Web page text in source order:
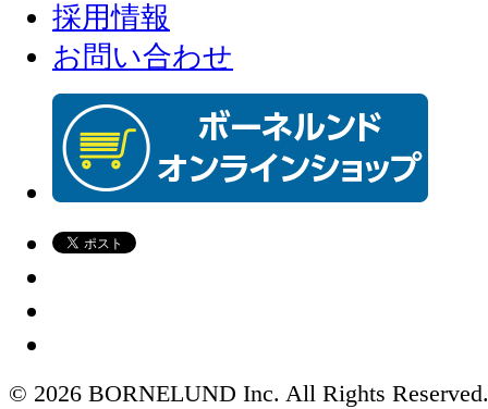
採用情報
お問い合わせ
© 2026 BORNELUND Inc. All Rights Reserved.